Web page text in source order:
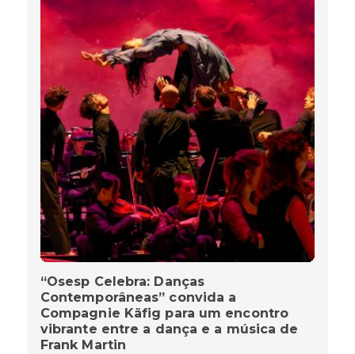
“Osesp Celebra: Danças
Contemporâneas” convida a
Compagnie Käfig para um encontro
vibrante entre a dança e a música de
Frank Martin